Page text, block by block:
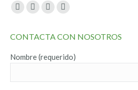
Encuéntranos en:
Facebook
opens
new
Twitter
opens
new
YouTube
opens
new
Instagram
opens
new
CONTACTA CON NOSOTROS
Nombre (requerido)